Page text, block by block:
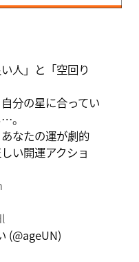
日々の活力をため込ん
人」と「空回り
分の星に合ってい
。
なたの運が劇的
い開運アクショ
(@ageUN)